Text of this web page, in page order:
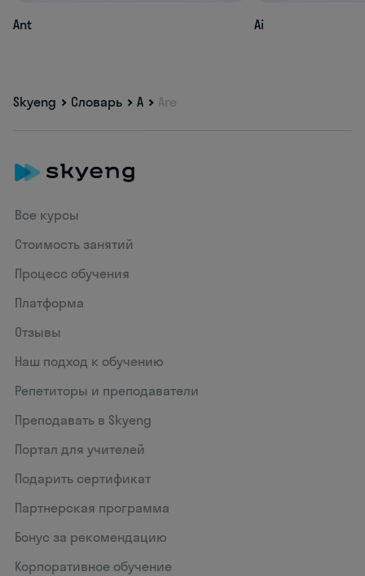
Ant Ai
Skyeng Словарь A Are
Все курсы
Стоимость занятий
Процесс обучения
Платформа
Отзывы
Наш подход к обучению
Репетиторы и преподаватели
Преподавать в Skyeng
Портал для учителей
Подарить сертификат
Партнерская программа
Бонус за рекомендацию
Корпоративное обучение